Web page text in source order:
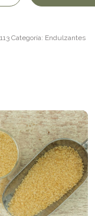
Categoría: Endulzantes